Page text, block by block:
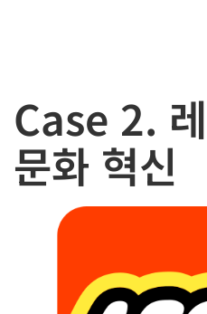
Case 2.
문화 혁신